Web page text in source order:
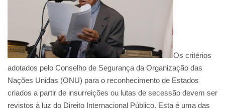
Os critérios
adotados pelo Conselho de Segurança da Organização das
Nações Unidas (ONU) para o reconhecimento de Estados
criados a partir de insurreições ou lutas de secessão devem ser
revistos à luz do Direito Internacional Público. Esta é uma das